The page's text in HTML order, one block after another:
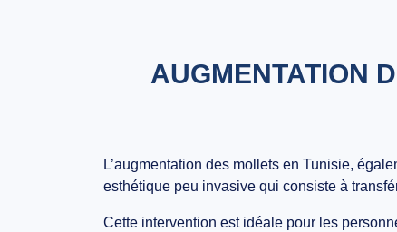
AUGMENTATION
L’augmentation des mollets en Tunisie,
esthétique peu invasive qui consiste à
Cette intervention est idéale pour les